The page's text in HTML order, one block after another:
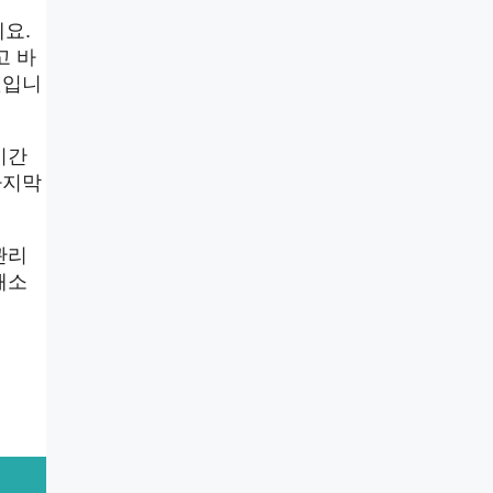
요.
바
니
간
막
소